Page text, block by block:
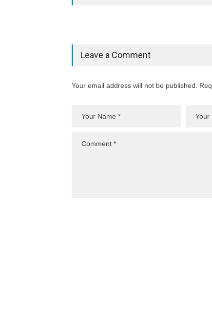
Leave a Comment
Your email address will not be published.